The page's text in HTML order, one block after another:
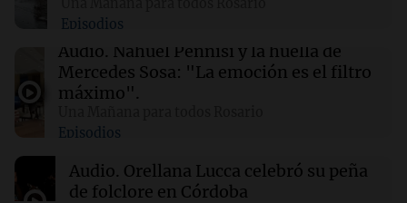
01:49 Mundo
El Pentágono solicita a la industria de defensa
un aumento en la producción de armas
01:31 Ciencia
Reducir alimentos dulces no disminuye
antojos ni mejora la salud, según estudio
Episodios
Audio. Nahuel Pennisi y la huella de
Mercedes Sosa: "La emoción es el filtro
máximo".
Episodios
Audio. Orellana Lucca celebró su peña
de folclore en Córdoba